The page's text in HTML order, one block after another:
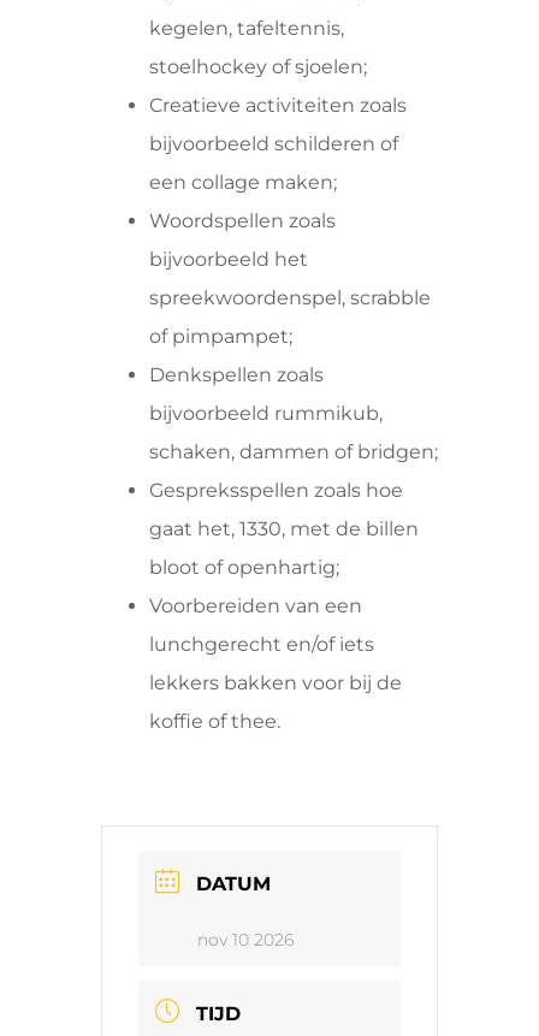
kegelen, tafeltennis,
stoelhockey of sjoelen;
Creatieve activiteiten zoals
bijvoorbeeld schilderen of
een collage maken;
Woordspellen zoals
bijvoorbeeld het
spreekwoordenspel, scrabble
of pimpampet;
Denkspellen zoals
bijvoorbeeld rummikub,
schaken, dammen of bridgen;
Gespreksspellen zoals hoe
gaat het, 1330, met de billen
bloot of openhartig;
Voorbereiden van een
lunchgerecht en/of iets
lekkers bakken voor bij de
koffie of thee.
DATUM
nov 10 2026
TIJD